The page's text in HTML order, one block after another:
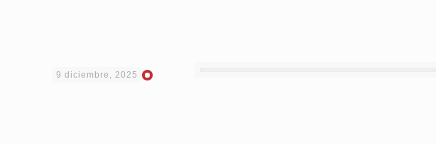
9 diciembre, 2025